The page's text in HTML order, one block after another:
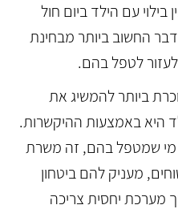
עם הילד ביום חול
החשוב ביותר מבחינת
לטפל בהם.
ביותר להמשיג את
היא באמצעות ההיקשרות.
מי שמטפל בהם, זה משרת
מעניק להם ביטחון
מערכת יחסית צריכה